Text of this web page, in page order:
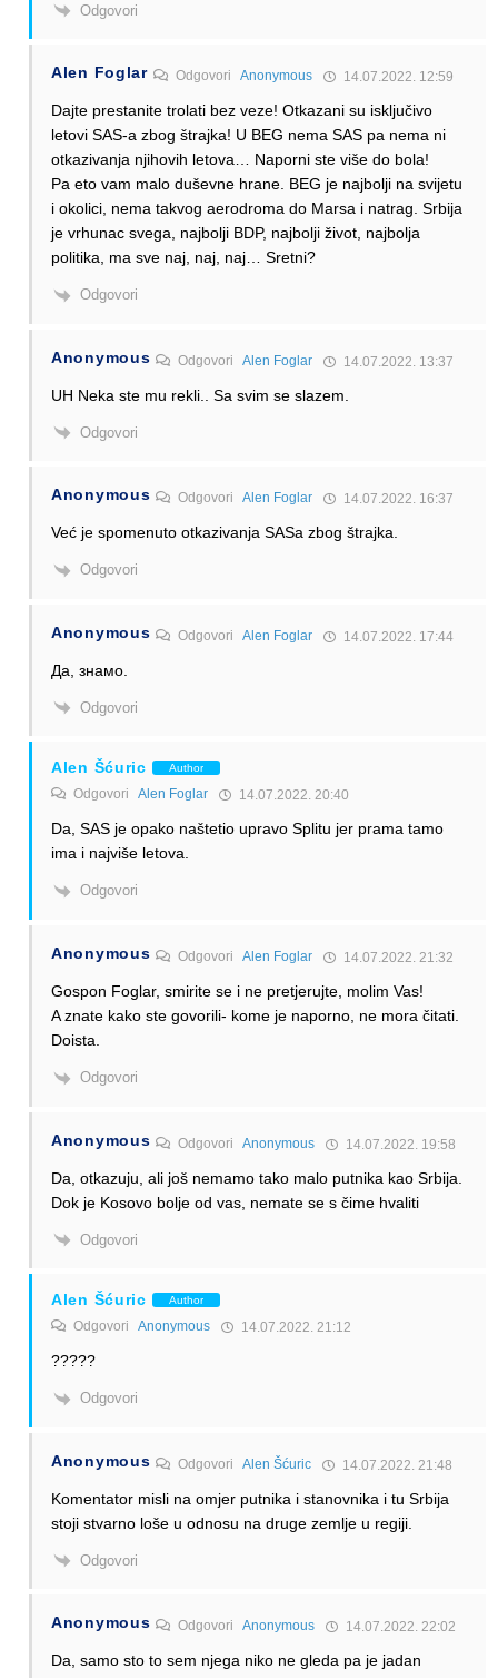
Odgovori
Alen Foglar Odgovori Anonymous 14.07.2022. 12:59
Dajte prestanite trolati bez veze! Otkazani su isključivo
letovi SAS-a zbog štrajka! U BEG nema SAS pa nema ni
otkazivanja njihovih letova… Naporni ste više do bola!
Pa eto vam malo duševne hrane. BEG je najbolji na svijetu
i okolici, nema takvog aerodroma do Marsa i natrag. Srbija
je vrhunac svega, najbolji BDP, najbolji život, najbolja
politika, ma sve naj, naj, naj… Sretni?
Odgovori
Anonymous OdgovoriAlen Foglar 14.07.2022. 13:37
UH Neka ste mu rekli.. Sa svim se slazem.
Odgovori
Anonymous OdgovoriAlen Foglar 14.07.2022. 16:37
Već je spomenuto otkazivanja SASa zbog štrajka.
Odgovori
Anonymous OdgovoriAlen Foglar 14.07.2022. 17:44
Да, знамо.
Odgovori
Alen Šćuric Author
Odgovori Alen Foglar 14.07.2022. 20:40
Da, SAS je opako naštetio upravo Splitu jer prama tamo
ima i najviše letova.
Odgovori
Anonymous OdgovoriAlen Foglar 14.07.2022. 21:32
Gospon Foglar, smirite se i ne pretjerujte, molim Vas!
A znate kako ste govorili- kome je naporno, ne mora čitati.
Doista.
Odgovori
Anonymous OdgovoriAnonymous 14.07.2022. 19:58
Da, otkazuju, ali još nemamo tako malo putnika kao Srbija.
Dok je Kosovo bolje od vas, nemate se s čime hvaliti
Odgovori
Alen Šćuric Author
Odgovori Anonymous 14.07.2022. 21:12
?????
Odgovori
Anonymous OdgovoriAlen Šćuric 14.07.2022. 21:48
Komentator misli na omjer putnika i stanovnika i tu Srbija
stoji stvarno loše u odnosu na druge zemlje u regiji.
Odgovori
Anonymous OdgovoriAnonymous 14.07.2022. 22:02
Da, samo sto to sem njega niko ne gleda pa je jadan